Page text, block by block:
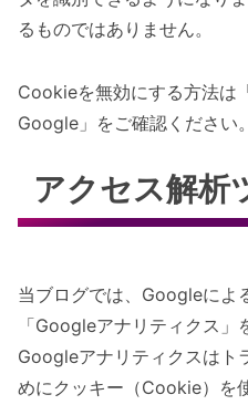
るものではありません。
Cookieを無効にする方法は
Google」をご確認ください。
アクセス解析
当ブログでは、Googleによ
「Googleアナリティクス
Googleアナリティクスはト
めにクッキー（Cookie）を